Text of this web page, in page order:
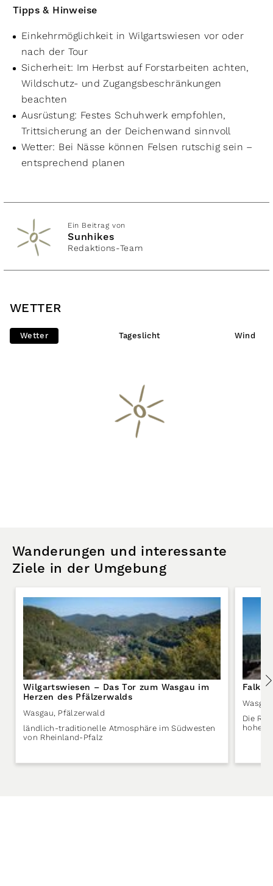
Tipps & Hinweise
Einkehrmöglichkeit in Wilgartswiesen vor oder
nach der Tour
Sicherheit: Im Herbst auf Forstarbeiten achten,
Wildschutz- und Zugangsbeschränkungen
beachten
Ausrüstung: Festes Schuhwerk empfohlen,
Trittsicherung an der Deichenwand sinnvoll
Wetter: Bei Nässe können Felsen rutschig sein –
entsprechend planen
Ein Beitrag von
Sunhikes
Redaktions-Team
WETTER
Wetter Tageslicht Wind
Wanderungen und interessante
Ziele in der Umgebung
Wilgartswiesen – Das Tor zum Wasgau im
Herzen des Pfälzerwalds
Wasgau, Pfälzerwald
ländlich-traditionelle Atmosphäre im Südwesten
von Rheinland-Pfalz
Wasgau
Die
hohen